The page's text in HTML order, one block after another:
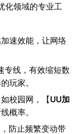
化领域的专业工
速效能，让网络
专线，有效缩短数
玩家。
校园网，【UU加
概率。
防止频繁变动带